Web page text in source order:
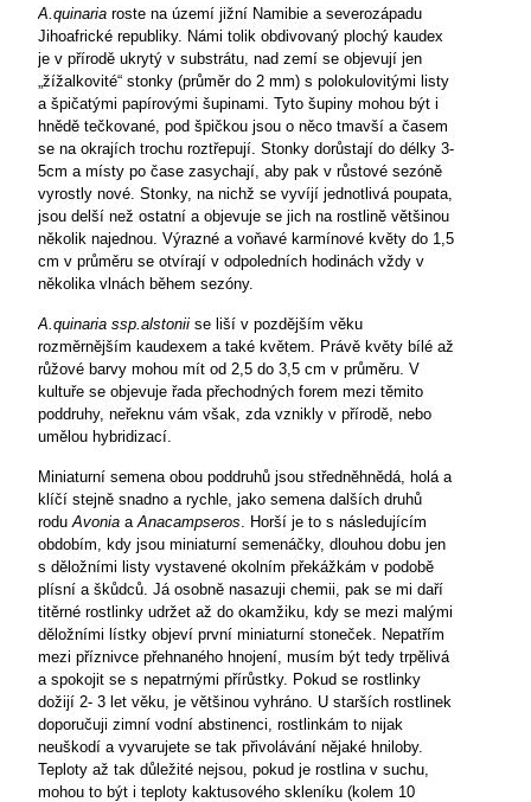
A.quinaria roste na území jižní Namibie a severozápadu
Jihoafrické republiky. Námi tolik obdivovaný plochý kaudex
je v přírodě ukrytý v substrátu, nad zemí se objevují jen
„žížalkovité“ stonky (průměr do 2 mm) s polokulovitými listy
a špičatými papírovými šupinami. Tyto šupiny mohou být i
hnědě tečkované, pod špičkou jsou o něco tmavší a časem
se na okrajích trochu roztřepují. Stonky dorůstají do délky 3-
5cm a místy po čase zasychají, aby pak v růstové sezóně
vyrostly nové. Stonky, na nichž se vyvíjí jednotlivá poupata,
jsou delší než ostatní a objevuje se jich na rostlině většinou
několik najednou. Výrazné a voňavé karmínové květy do 1,5
cm v průměru se otvírají v odpoledních hodinách vždy v
několika vlnách během sezóny.
A.quinaria ssp.alstonii se liší v pozdějším věku
rozměrnějším kaudexem a také květem. Právě květy bílé až
růžové barvy mohou mít od 2,5 do 3,5 cm v průměru. V
kultuře se objevuje řada přechodných forem mezi těmito
poddruhy, neřeknu vám však, zda vznikly v přírodě, nebo
umělou hybridizací.
Miniaturní semena obou poddruhů jsou středněhnědá, holá a
klíčí stejně snadno a rychle, jako semena dalších druhů
roduAvonia aAnacampseros. Horší je to s následujícím
obdobím, kdy jsou miniaturní semenáčky, dlouhou dobu jen
s děložními listy vystavené okolním překážkám v podobě
plísní a škůdců. Já osobně nasazuji chemii, pak se mi daří
titěrné rostlinky udržet až do okamžiku, kdy se mezi malými
děložními lístky objeví první miniaturní stoneček. Nepatřím
mezi příznivce přehnaného hnojení, musím být tedy trpělivá
a spokojit se s nepatrnými přírůstky. Pokud se rostlinky
dožijí 2- 3 let věku, je většinou vyhráno. U starších rostlinek
doporučuji zimní vodní abstinenci, rostlinkám to nijak
neuškodí a vyvarujete se tak přivolávání nějaké hniloby.
Teploty až tak důležité nejsou, pokud je rostlina v suchu,
mohou to být i teploty kaktusového skleníku (kolem 10